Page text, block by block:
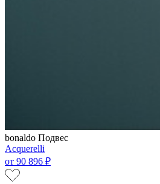
bonaldo Подвес
Acquerelli
от 90 896 ₽